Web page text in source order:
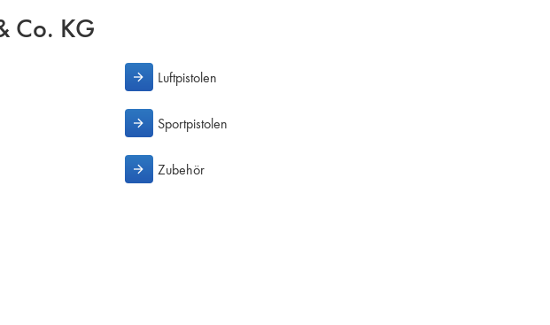
Co. KG
Luftpistolen
Sportpistolen
Zubehör